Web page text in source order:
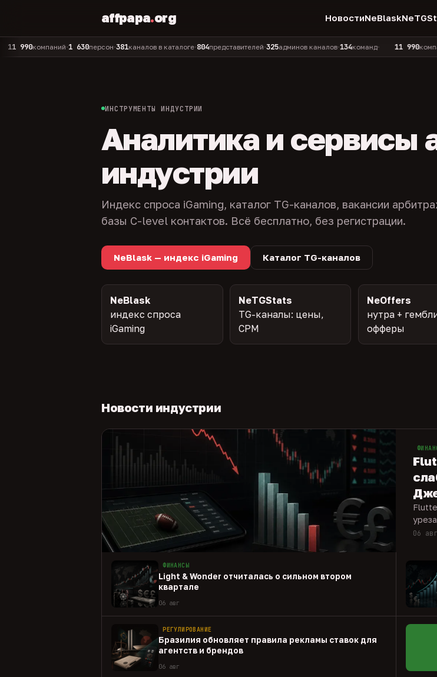
affpapa.org НовостиNeBlask
компаний•1 630персон•381каналов в каталоге•804представителей•325админов каналов•134команд• 11 990 компаний•1
ИНСТРУМЕНТЫ ИНДУСТРИИ
Аналитика и сервисы
индустрии
Индекс спроса iGaming, каталог TG-каналов, вакансии
базы C-level контактов. Всё бесплатно, без регистрации.
NeBlask — индекс iGaming Каталог TG-каналов
NeBlask
индекс спроса
iGaming
NeTGStats
TG-каналы: цены,
CPM
NeOffers
нутра +
офферы
Новости индустрии
06
ФИНАНСЫ
Light & Wonder отчиталась о сильном втором
квартале
06 авг
РЕГУЛИРОВАНИЕ
Бразилия обновляет правила рекламы ставок для
агентств и брендов
06 авг